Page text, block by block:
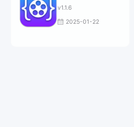
v1.1.6
2025-01-22